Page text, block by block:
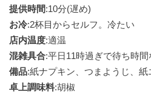
提供時間:10分(遅め)
お冷:2杯目からセルフ。冷たい
店内温度:適温
混雑具合:平日11時過ぎで待ち時間
備品:紙ナプキン、つまようじ、紙
卓上調味料:胡椒